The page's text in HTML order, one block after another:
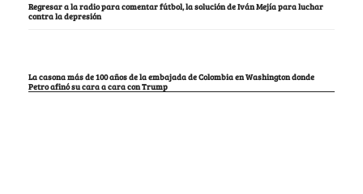
Regresar a la radio para comentar fútbol, la solución de Iván Mejía para luchar
contra la depresión
La casona más de 100 años de la embajada de Colombia en Washington donde
Petro afinó su cara a cara con Trump